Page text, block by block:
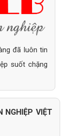
đã luôn tin
suốt chặng
NGHIỆP VIỆT